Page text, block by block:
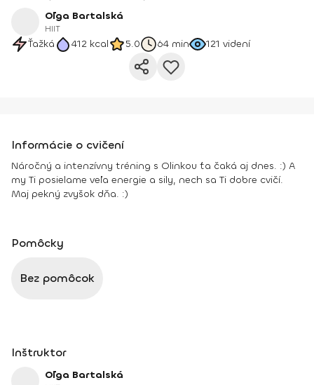
Oľga Bartalská
HIIT
Ťažká 412 kcal 5.0 64 min 121 videní
Informácie o cvičení
Náročný a intenzívny tréning s Olinkou ťa čaká aj dnes. :) A
my Ti posielame veľa energie a sily, nech sa Ti dobre cvičí.
Maj pekný zvyšok dňa. :)
Pomôcky
Bez pomôcok
Inštruktor
Oľga Bartalská